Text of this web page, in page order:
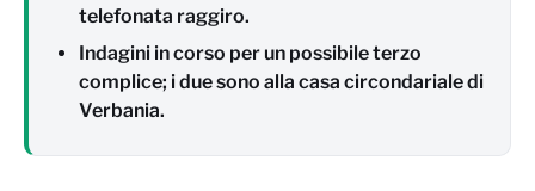
telefonata raggiro.
Indagini in corso per un possibile terzo
complice; i due sono alla casa circondariale di
Verbania.